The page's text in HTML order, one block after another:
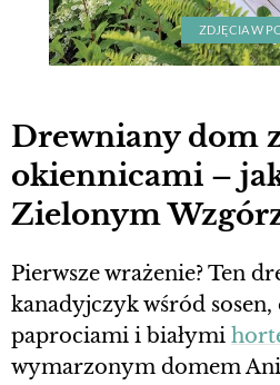
ZDJĘCIA W
Drewniany dom
okiennicami –
Zielonym
Pierwsze wrażenie? Ten
kanadyjczyk wśród
paprociami i białymi
wymarzonym domem